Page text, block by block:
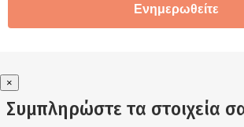
×
Συμπληρώστε τα στοιχεία